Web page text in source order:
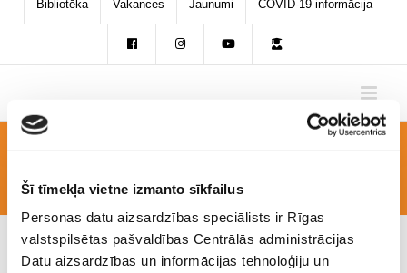
Šī tīmekļa vietne izmanto sīkfailus
Personas datu aizsardzības speciālists ir Rīgas
valstspilsētas pašvaldības Centrālās administrācijas
Datu aizsardzības un informācijas tehnoloģiju un
Bibliotēka Vakances Jaunumi COVID-19 informācija